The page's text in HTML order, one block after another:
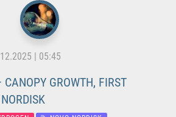
| 05:45
GROWTH, FIRST